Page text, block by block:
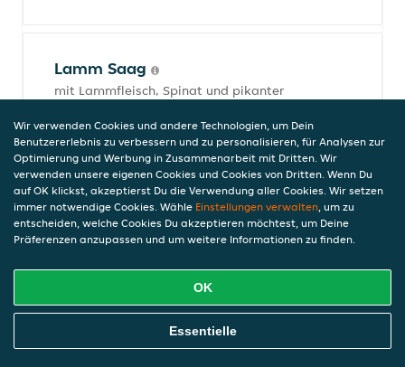
Lamm Saag
mit Lammfleisch, Spinat und pikanter
14,50 €
inkl. Pfand (0,00 €)
Chicken Korma
mit Hähnchenfleisch, Cashewkernen und
Safran-Sahnesauce
inkl. Pfand (0,00 €)
Online Essen Bestellen
Wir verwenden Cookies und andere Technologien, um Dein
Benutzererlebnis zu verbessern und zu personalisieren, für Analysen zur
Optimierung und Werbung in Zusammenarbeit mit Dritten. Wir
verwenden unsere eigenen Cookies und Cookies von Dritten. Wenn Du
auf OK klickst, akzeptierst Du die Verwendung aller Cookies. Wir setzen
immer notwendige Cookies. Wähle Einstellungen verwalten, um zu
entscheiden, welche Cookies Du akzeptieren möchtest, um Deine
Präferenzen anzupassen und um weitere Informationen zu finden.
OK
Essentielle